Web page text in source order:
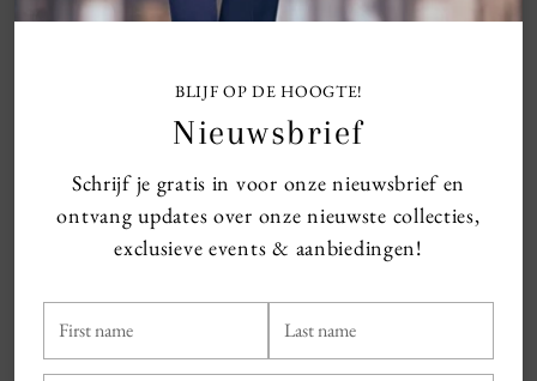
BLIJF OP DE HOOGTE!
Nieuwsbrief
Schrijf je gratis in voor onze nieuwsbrief en
ontvang updates over onze nieuwste collecties,
exclusieve events & aanbiedingen!
Last
name
must-have item in elke garderobe. Draag hem met
Vera Mont style 5017/4200
Size chart
Shipping information
Exchanges & Returns